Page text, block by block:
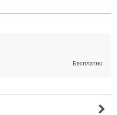
Бесплатно